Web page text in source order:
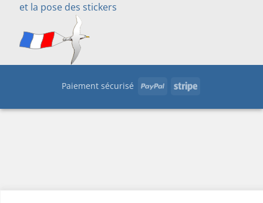
et la pose des stickers
Paiement sécurisé PayPal Stripe